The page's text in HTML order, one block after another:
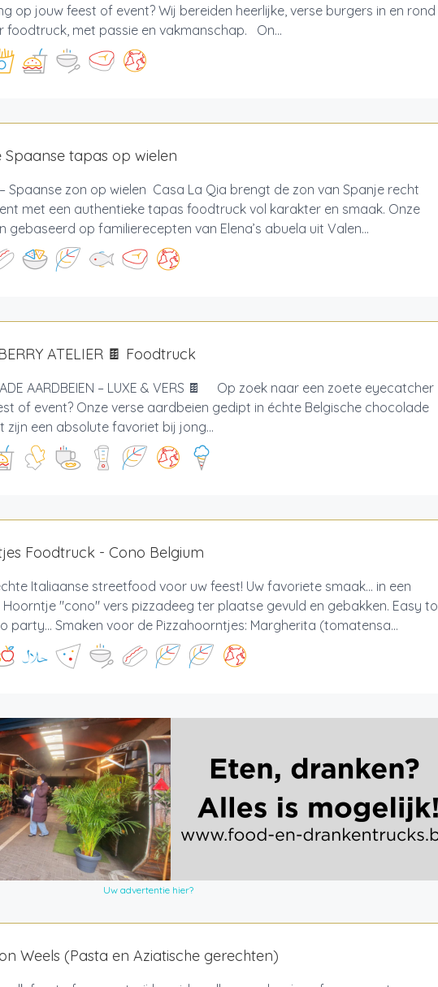
op jouw feest of event? Wij bereiden heerlijke, verse burgers in en rond
foodtruck, met passie en vakmanschap. On...
Spaanse tapas op wielen
Spaanse zon op wielen Casa La Qia brengt de zon van Spanje recht
met een authentieke tapas foodtruck vol karakter en smaak. Onze
gebaseerd op familierecepten van Elena’s abuela uit Valen...
ATELIER 🍫 Foodtruck
AARDBEIEN – LUXE & VERS 🍫 Op zoek naar een zoete eyecatcher
of event? Onze verse aardbeien gedipt in échte Belgische chocolade
zijn een absolute favoriet bij jong...
Foodtruck - Cono Belgium
Italiaanse streetfood voor uw feest! Uw favoriete smaak... in een
Hoorntje "cono" vers pizzadeeg ter plaatse gevuld en gebakken. Easy to
party... Smaken voor de Pizzahoorntjes: Margherita (tomatensa...
Uw advertentie hier?
Weels (Pasta en Aziatische gerechten)